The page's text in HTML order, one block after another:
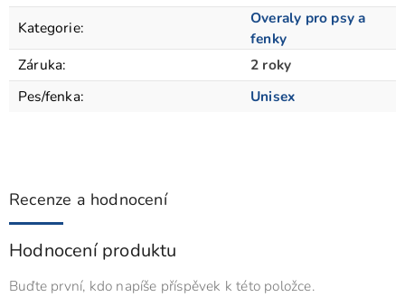
Kategorie:
Overaly pro psy a
fenky
Záruka:
2 roky
Pes/fenka: Unisex
Recenze a hodnocení
Hodnocení produktu
Buďte první, kdo napíše příspěvek k této položce.